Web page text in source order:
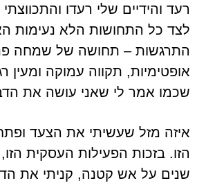
רעד והידיים שלי רעדו
לצד כל התחושות הלא נעימות
התרגשות – תחושה של שמחה
אופטימיות, תקווה עמוקה ומעין
שכמו אמר לי שאני עושה את
איזה מזל שעשיתי את הצעד
הזו. בזכות הפעילות העסקית
שנים על אש קטנה, קניתי את